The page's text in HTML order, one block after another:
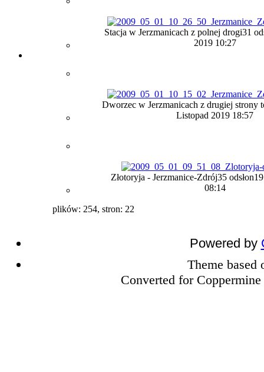
Stacja w Jerzmanicach z polnej drogi31
2019 10:27
Dworzec w Jerzmanicach z drugiej strony
Listopad 2019 18:57
Złotoryja - Jerzmanice-Zdrój35 odsłon
08:14
plików: 254, stron: 22
Powered by
Theme based
Converted for